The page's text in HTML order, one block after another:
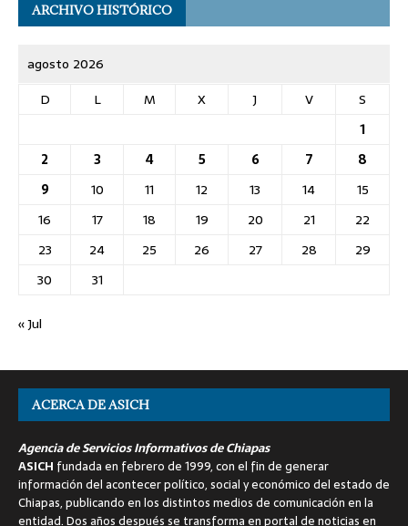
ARCHIVO HISTÓRICO
agosto 2026
D
L M X J V
S
1
2
3 4 5 6 7
8
9
10 11 12 13 14
15
16
17 18 19 20 21
22
23
24 25 26 27 28
29
30
31
« Jul
ACERCA DE ASICH
Agencia de Servicios Informativos de Chiapas
ASICH fundada en febrero de 1999, con el fin de generar
información del acontecer político, social y económico del estado de
Chiapas, publicando en los distintos medios de comunicación en la
entidad. Dos años después se transforma en portal de noticias en